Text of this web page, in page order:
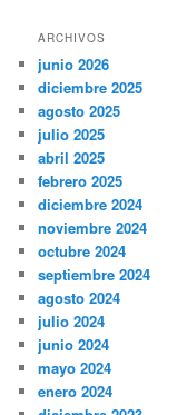
ARCHIVOS
junio 2026
diciembre 2025
agosto 2025
julio 2025
abril 2025
febrero 2025
diciembre 2024
noviembre 2024
octubre 2024
septiembre 2024
agosto 2024
julio 2024
junio 2024
mayo 2024
enero 2024